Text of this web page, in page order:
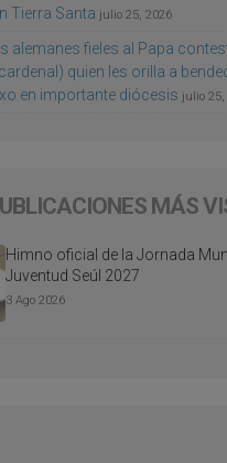
Tierra Santa julio 25, 2026
alemanes fieles al Papa
quien les orilla a
en importante diócesis julio 25,
MÁS
Himno oficial de la Jornada
Juventud Seúl 2027
3 Ago 2026